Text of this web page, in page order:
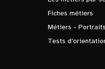
Fiches métiers
Métiers -
Tests